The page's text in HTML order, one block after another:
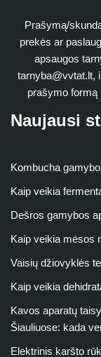
Prašymą/
prekės ar
apsaugos
tarnyba@vvtat.lt,
prašymo formą
Naujausi
Kombucha
Kaip veikia
Dešros gamybos
Kaip veikia mėsos
Vaisių džiovyklės
Kaip veikia
Kavos aparatų
Šiauliuose: kada
Elektrinis karšto